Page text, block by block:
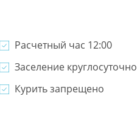
Расчетный час 12:00
Заселение круглосуточно
Курить запрещено